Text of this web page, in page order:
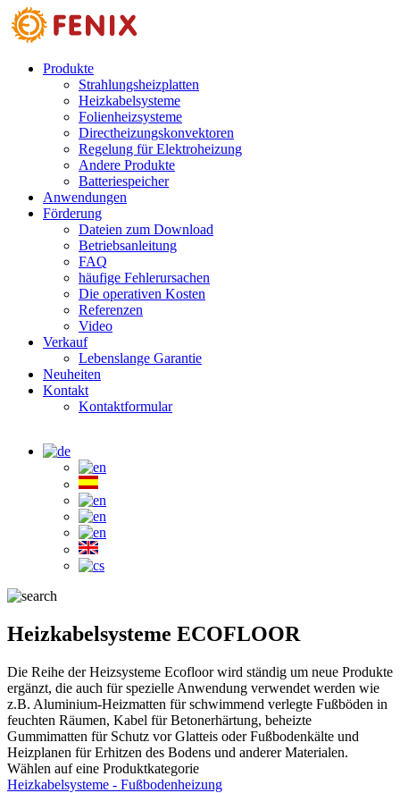
Skip to main content
Produkte
Strahlungsheizplatten
Heizkabelsysteme
Folienheizsysteme
Directheizungskonvektoren
Regelung für Elektroheizung
Andere Produkte
Batteriespeicher
Anwendungen
Förderung
Dateien zum Download
Betriebsanleitung
FAQ
häufige Fehlerursachen
Die operativen Kosten
Referenzen
Video
Verkauf
Lebenslange Garantie
Neuheiten
Kontakt
Kontaktformular
Heizkabelsysteme ECOFLOOR
Die Reihe der Heizsysteme Ecofloor wird ständig um neue Produkte
ergänzt, die auch für spezielle Anwendung verwendet werden wie
z.B. Aluminium-Heizmatten für schwimmend verlegte Fußböden in
feuchten Räumen, Kabel für Betonerhärtung, beheizte
Gummimatten für Schutz vor Glatteis oder Fußbodenkälte und
Heizplanen für Erhitzen des Bodens und anderer Materialen.
Wählen auf eine Produktkategorie
Heizkabelsysteme - Fußbodenheizung